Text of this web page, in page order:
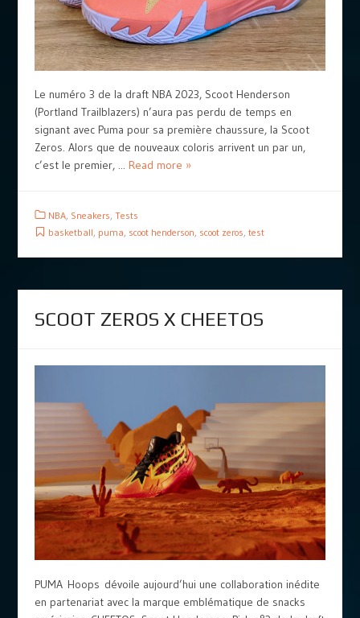
Le numéro 3 de la draft NBA 2023, Scoot Henderson
(Portland Trailblazers) n’aura pas perdu de temps en
signant avec Puma pour sa première chaussure, la Scoot
Zeros. Alors que de nouveaux coloris arrivent un par un,
c’est le premier, ... Read more »
NBA, Sneakers Tests
basketball puma scoot henderson scoot zeros test
SCOOT ZEROS X CHEETOS
PUMA Hoops dévoile aujourd’hui une collaboration inédite
en partenariat avec la marque emblématique de snacks